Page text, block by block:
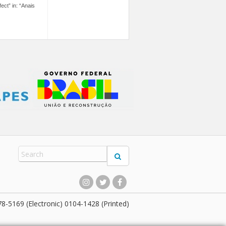
in: “Anais
5169 (Electronic) 0104-1428 (Printed)